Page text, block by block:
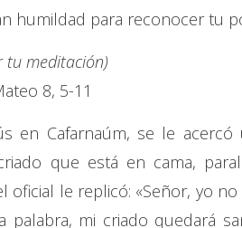
humildad para reconocer tu
meditación)
8, 5-11
en Cafarnaúm, se le
que está en cama,
oficial le replicó: «Señor, yo
palabra, mi criado quedará